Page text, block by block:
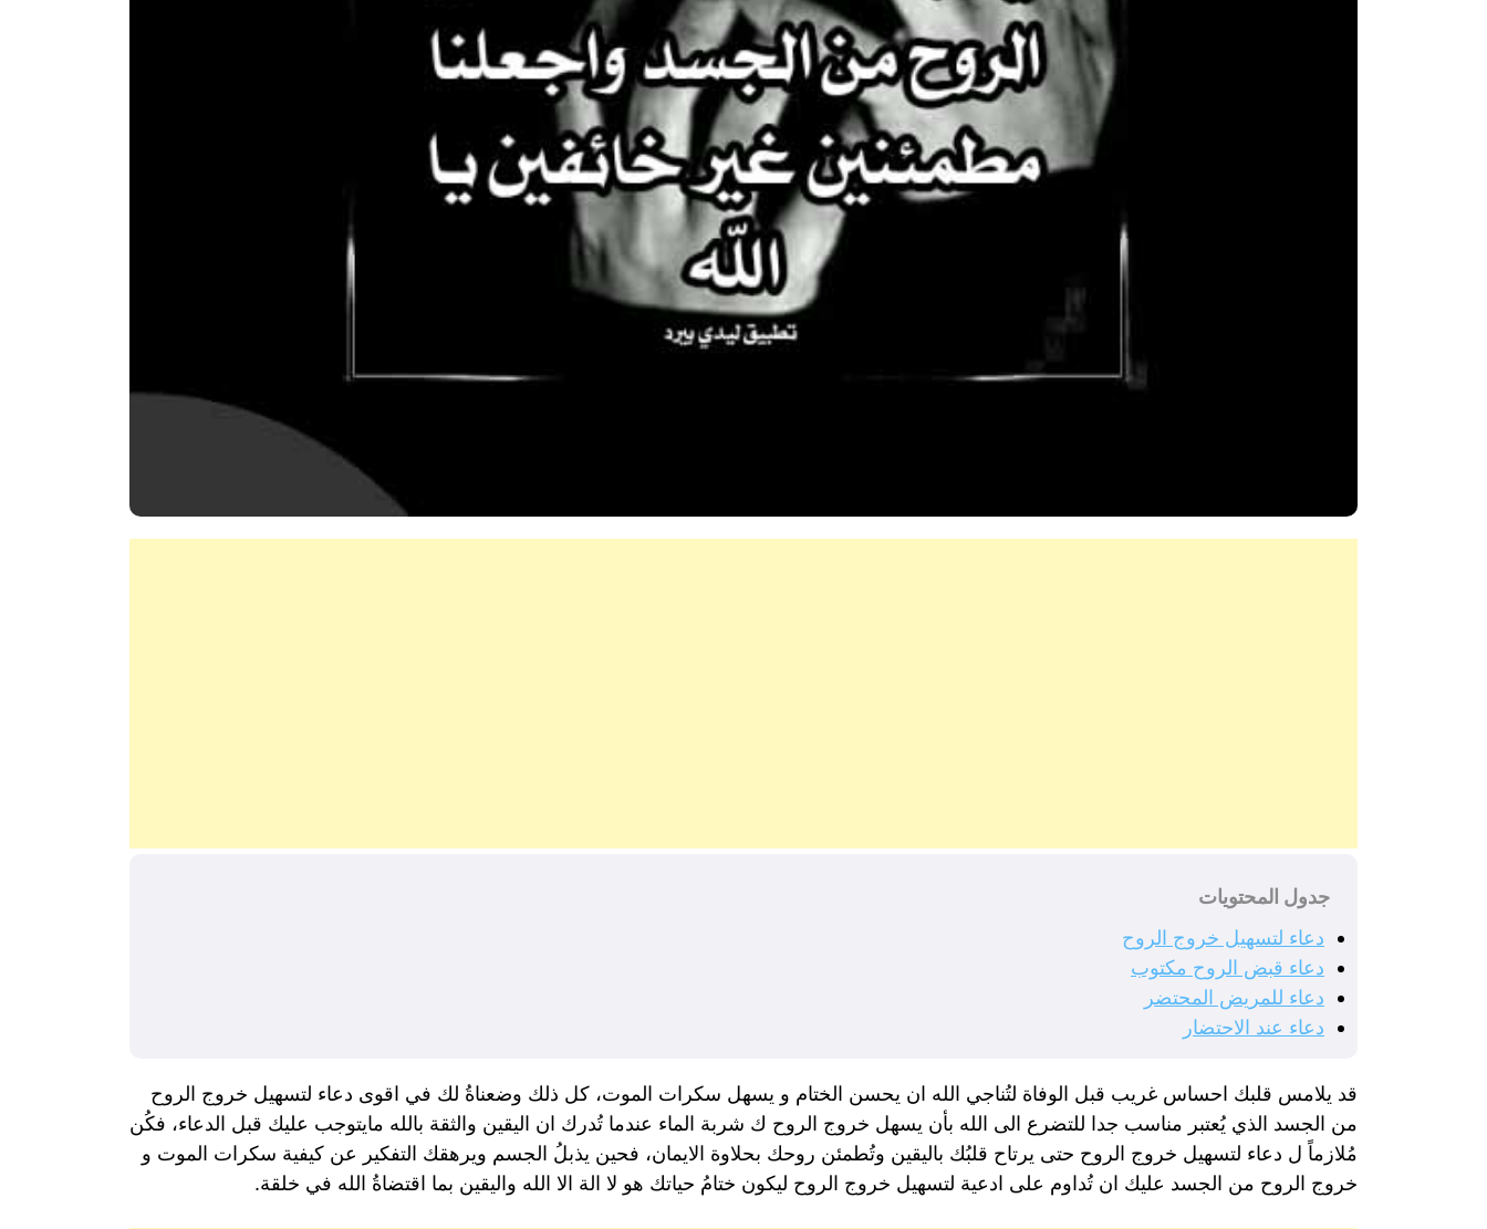
جدول المحتويات
دعاء لتسهيل خروج الروح
دعاء قبض الروح مكتوب
دعاء للمريض المحتضر
دعاء عند الاحتضار
قد يلامس قلبك احساس غريب قبل الوفاة لتُناجي الله ان يحسن الختام و يسهل سكرات الموت، كل ذلك وضعناةُ لك في اقوى دعاء لتسهيل خروج الروح
من الجسد الذي يُعتبر مناسب جدا للتضرع الى الله بأن يسهل خروج الروح ك شربة الماء عندما تُدرك ان اليقين والثقة بالله مايتوجب عليك قبل الدعاء، فكُن
مُلازماً ل دعاء لتسهيل خروج الروح حتى يرتاح قلبُك باليقين وتُطمئن روحك بحلاوة الايمان، فحين يذبلُ الجسم ويرهقك التفكير عن كيفية سكرات الموت و
خروج الروح من الجسد عليك ان تُداوم على ادعية لتسهيل خروج الروح ليكون ختامُ حياتك هو لا الة الا الله واليقين بما اقتضاةُ الله في خلقة.